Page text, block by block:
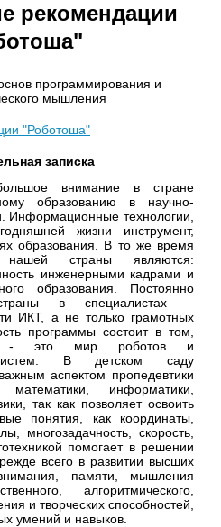
рекомендации
программирования и
мышления
"Роботоша"
записка
внимание в стране
образованию в научно-
Информационные технологии,
жизни инструмент,
образования. В то же время
страны являются:
инженерными кадрами и
образования. Постоянно
в специалистах –
ИКТ, а не только грамотных
программы состоит в том,
- это мир роботов и
систем. В детском саду
аспектом пропедевтики
математики, информатики,
так как позволяет освоить
понятия, как координаты,
многозадачность, скорость,
помогает в решении
всего в развитии высших
памяти, мышления
алгоритмического,
и творческих способностей,
умений и навыков.